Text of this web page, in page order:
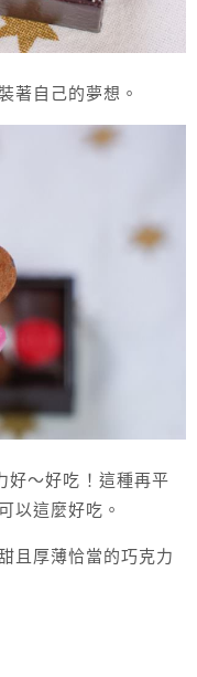
著自己的夢想。
好～好吃！這種再平
以這麼好吃。
且厚薄恰當的巧克力